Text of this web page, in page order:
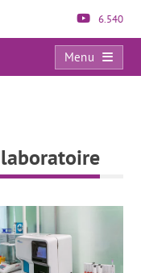
6.540
Menu